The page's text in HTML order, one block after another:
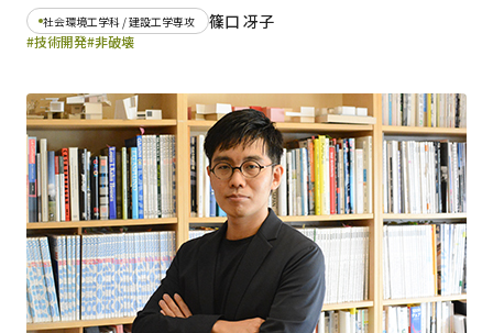
社会環境工学科 / 建設工学専攻 篠口 冴子
#技術開発#非破壊